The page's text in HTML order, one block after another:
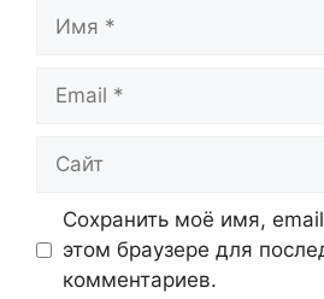
Сохранить моё имя,
этом браузере для
комментариев.